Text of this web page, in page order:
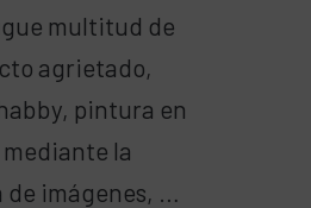
multitud de
agrietado,
pintura en
la
imágenes, …